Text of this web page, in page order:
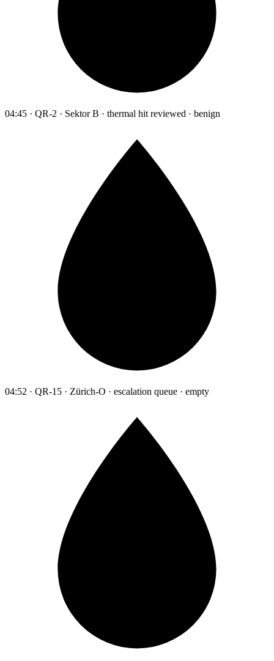
04:45 · QR-2 · Sektor B · thermal hit reviewed · benign
04:52 · QR-15 · Zürich-O · escalation queue · empty